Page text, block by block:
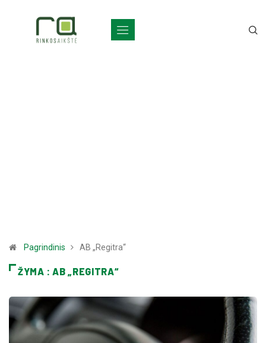
Pagrindinis AB „Regitra“
ŽYMA : AB „REGITRA“